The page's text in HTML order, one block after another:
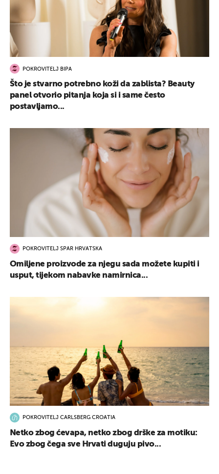
POKROVITELJ BIPA
Što je stvarno potrebno koži da zablista? Beauty
panel otvorio pitanja koja si i same često
postavljamo...
POKROVITELJ SPAR HRVATSKA
Omiljene proizvode za njegu sada možete kupiti i
usput, tijekom nabavke namirnica...
POKROVITELJ CARLSBERG CROATIA
Netko zbog ćevapa, netko zbog drške za motiku:
Evo zbog čega sve Hrvati duguju pivo...